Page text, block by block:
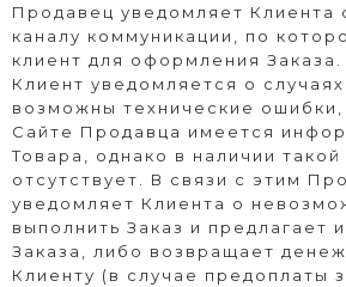
Продавец уведомляет Клиента
каналу коммуникации, по
клиент для оформления
Клиент уведомляется о
возможны технические
Сайте Продавца имеется
Товара, однако в наличии такой
отсутствует. В связи с этим
уведомляет Клиента о
выполнить Заказ и предлагает
Заказа, либо возвращает
Клиенту (в случае предоплаты